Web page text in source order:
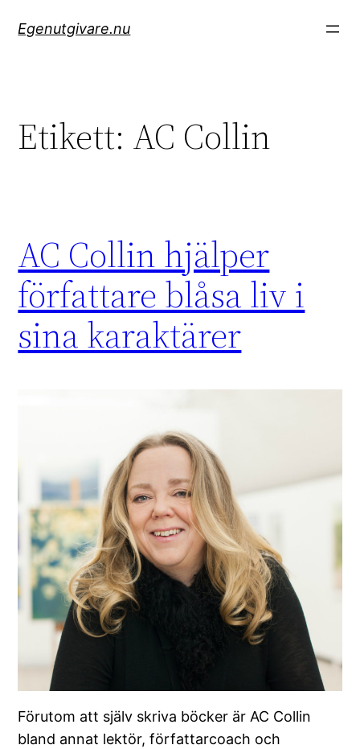
Egenutgivare.nu
Etikett: AC Collin
AC Collin hjälper
författare blåsa liv i
sina karaktärer
Förutom att själv skriva böcker är AC Collin
bland annat lektör, författarcoach och